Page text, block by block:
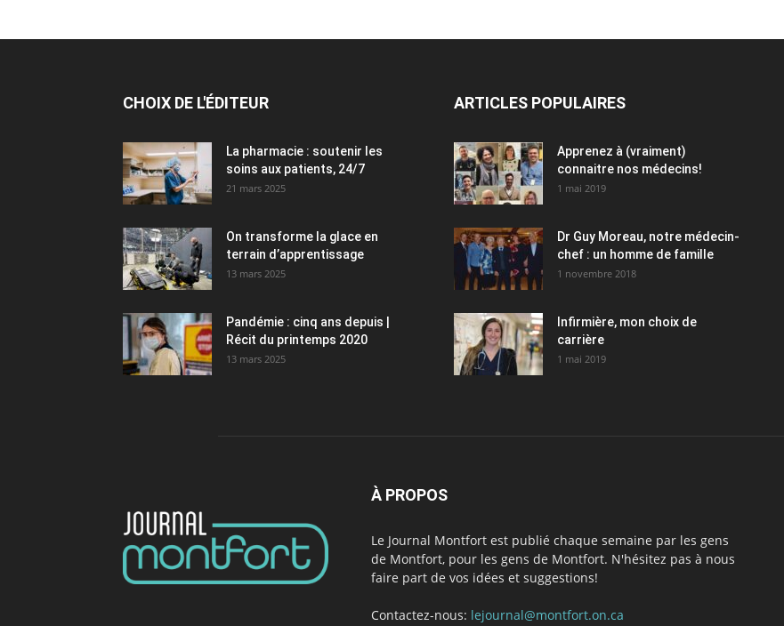
CHOIX DE L'ÉDITEUR
La pharmacie : soutenir les
soins aux patients, 24/7
21 mars 2025
On transforme la glace en
terrain d’apprentissage
13 mars 2025
Pandémie : cinq ans depuis |
Récit du printemps 2020
13 mars 2025
ARTICLES POPULAIRES
Apprenez à (vraiment)
connaitre nos médecins!
1 mai 2019
Dr Guy Moreau, notre médecin-
chef : un homme de famille
1 novembre 2018
Infirmière, mon choix de
carrière
1 mai 2019
À PROPOS
Le Journal Montfort est publié chaque semaine par les gens
de Montfort, pour les gens de Montfort. N'hésitez pas à nous
faire part de vos idées et suggestions!
Contactez-nous: lejournal@montfort.on.ca